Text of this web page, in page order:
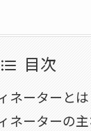
目次
ネーターとは
ネーターの